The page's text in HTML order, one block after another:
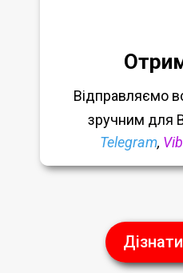
Відправляємо
зручним для
Telegram,